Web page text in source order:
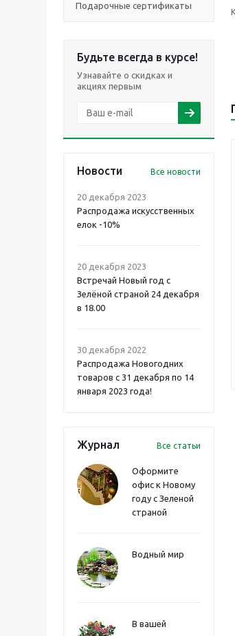
Подарочные сертификаты
Будьте всегда в курсе!
Узнавайте о скидках и
акциях первым
Новости Все новости
20 декабря 2023
Распродажа искусственных
елок -10%
20 декабря 2023
Встречай Новый год с
Зелёной страной 24 декабря
в 18.00
30 декабря 2022
Распродажа Новогодних
товаров с 31 декабря по 14
января 2023 года!
Журнал Все статьи
Оформите
офис к Новому
году с Зеленой
страной
Водный мир
В вашей